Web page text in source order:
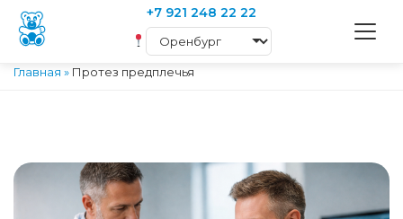
+7 921 248 22 22
Главная » Протез предплечья